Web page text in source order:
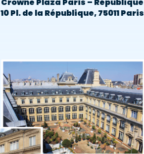
10 Pl. de la République, 75011 Paris